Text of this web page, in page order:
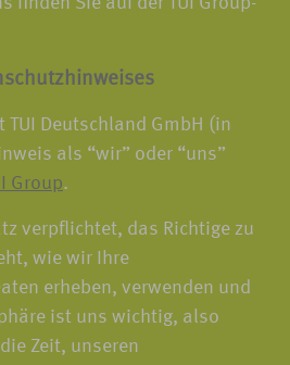
TUI Deutschland GmbH (in
als “wir” oder “uns”
Group.
verpflichtet, das Richtige zu
wie wir Ihre
erheben, verwenden und
ist uns wichtig, also
Zeit, unseren